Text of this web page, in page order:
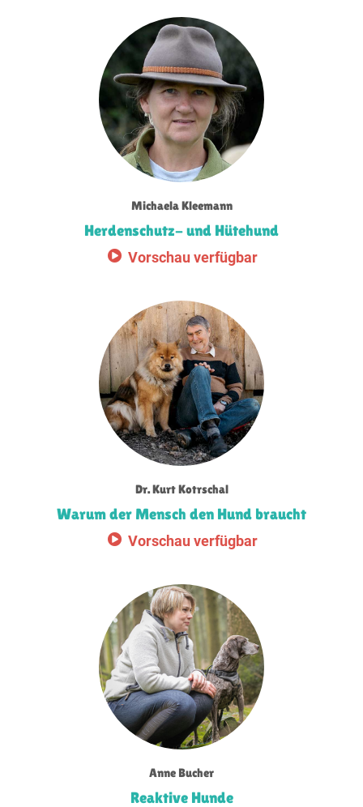
Michaela Kleemann
Herdenschutz- und Hütehund
Vorschau verfügbar
Dr. Kurt Kotrschal
Warum der Mensch den Hund braucht
Vorschau verfügbar
Anne Bucher
Reaktive Hunde